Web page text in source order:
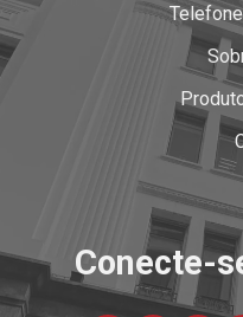
Conecte-